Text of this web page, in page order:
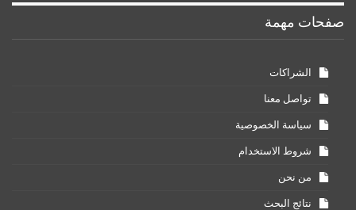
صفحات مهمة
الشراكات
تواصل معنا
سياسة الخصوصية
شروط الاستخدام
من نحن
نتائج البحث